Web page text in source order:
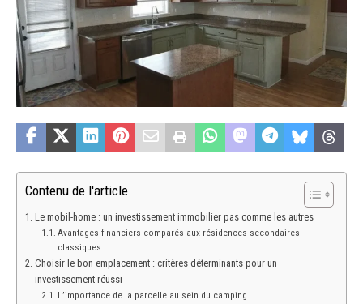
Contenu de l'article
Le mobil-home : un investissement immobilier pas comme les autres
Avantages financiers comparés aux résidences secondaires
classiques
Choisir le bon emplacement : critères déterminants pour un
investissement réussi
L’importance de la parcelle au sein du camping